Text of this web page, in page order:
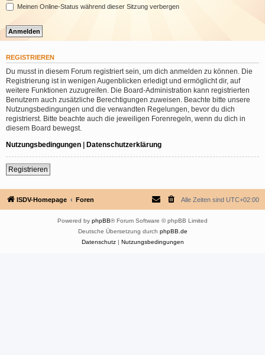
Meinen Online-Status während dieser Sitzung verbergen
REGISTRIEREN
Du musst in diesem Forum registriert sein, um dich anmelden zu können. Die
Registrierung ist in wenigen Augenblicken erledigt und ermöglicht dir, auf
weitere Funktionen zuzugreifen. Die Board-Administration kann registrierten
Benutzern auch zusätzliche Berechtigungen zuweisen. Beachte bitte unsere
Nutzungsbedingungen und die verwandten Regelungen, bevor du dich
registrierst. Bitte beachte auch die jeweiligen Forenregeln, wenn du dich in
diesem Board bewegst.
Nutzungsbedingungen | Datenschutzerklärung
Registrieren
ISDV-Homepage Foren Alle Zeiten sind UTC+02:00
Powered by phpBB® Forum Software © phpBB Limited
Deutsche Übersetzung durch phpBB.de
Datenschutz| Nutzungsbedingungen